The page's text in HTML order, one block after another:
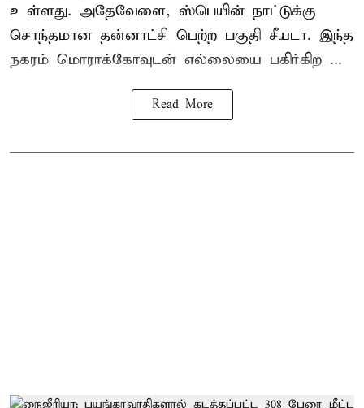
உள்ளது. அதேவேளை, ஸ்பெயின் நாட்டுக்கு
சொந்தமான தன்னாட்சி பெற்ற பகுதி சீயடா. இந்த
நகரம் மொராக்கோவுடன் எல்லையை பகிர்கிற ...
Read More